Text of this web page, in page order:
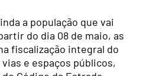
a população que vai
do dia 08 de maio, as
fiscalização integral do
e espaços públicos,